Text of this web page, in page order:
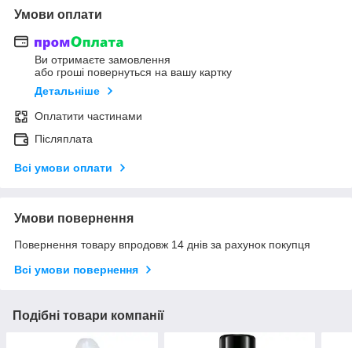
Умови оплати
Ви отримаєте замовлення
або гроші повернуться на вашу картку
Детальніше
Оплатити частинами
Післяплата
Всі умови оплати
Умови повернення
Повернення товару впродовж 14 днів за рахунок покупця
Всі умови повернення
Подібні товари компанії